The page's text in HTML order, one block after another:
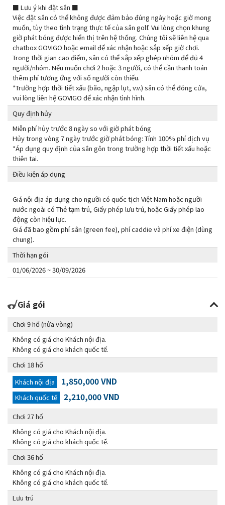
■ Lưu ý khi đặt sân ■
Việc đặt sân có thể không được đảm bảo đúng ngày hoặc giờ mong
muốn, tùy theo tình trạng thực tế của sân golf. Vui lòng chọn khung
giờ phát bóng được hiển thị trên hệ thống. Chúng tôi sẽ liên hệ qua
chatbox GOVIGO hoặc email để xác nhận hoặc sắp xếp giờ chơi.
Trong thời gian cao điểm, sân có thể sắp xếp ghép nhóm để đủ 4
người/nhóm. Nếu muốn chơi 2 hoặc 3 người, có thể cần thanh toán
thêm phí tương ứng với số người còn thiếu.
*Trường hợp thời tiết xấu (bão, ngập lụt, v.v.) sân có thể đóng cửa,
vui lòng liên hệ GOVIGO để xác nhận tình hình.
Quy định hủy
Miễn phí hủy trước 8 ngày so với giờ phát bóng
Hủy trong vòng 7 ngày trước giờ phát bóng: Tính 100% phí dịch vụ
*Áp dụng quy định của sân gôn trong trường hợp thời tiết xấu hoặc
thiên tai.
Điều kiện áp dụng
Giá nội địa áp dụng cho người có quốc tịch Việt Nam hoặc người
nước ngoài có Thẻ tạm trú, Giấy phép lưu trú, hoặc Giấy phép lao
động còn hiệu lực.
Giá đã bao gồm phí sân (green fee), phí caddie và phí xe điện (dùng
chung).
Thời hạn gói
01/06/2026 ~ 30/09/2026
Giá gói
Chơi 9 hố (nửa vòng)
Không có giá cho Khách nội địa.
Không có giá cho khách quốc tế.
Chơi 18 hố
Khách nội địa
1,850,000 VND
Khách quốc tế 2,210,000 VND
Chơi 27 hố
Không có giá cho Khách nội địa.
Không có giá cho khách quốc tế.
Chơi 36 hố
Không có giá cho Khách nội địa.
Không có giá cho khách quốc tế.
Lưu trú